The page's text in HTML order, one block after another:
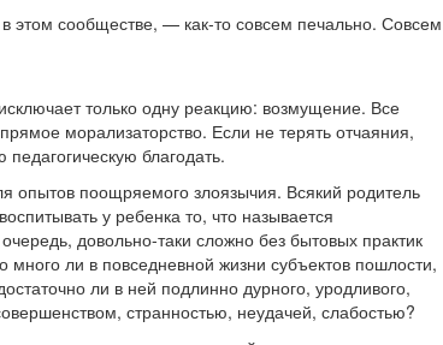
этом сообществе, — как-то совсем печально. Совсем
только одну реакцию: возмущение. Все
морализаторство. Если не терять отчаяния,
благодать.
опытов поощряемого злоязычия. Всякий родитель
у ребенка то, что называется
довольно-таки сложно без бытовых практик
ли в повседневной жизни субъектов пошлости,
ли в ней подлинно дурного, уродливого,
странностью, неудачей, слабостью?